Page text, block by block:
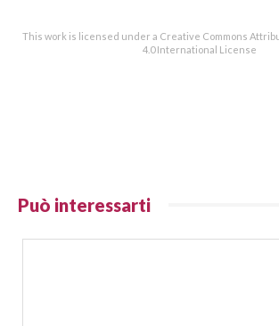
This work is licensed under a Creative Commons
4.0 International License
Può interessarti